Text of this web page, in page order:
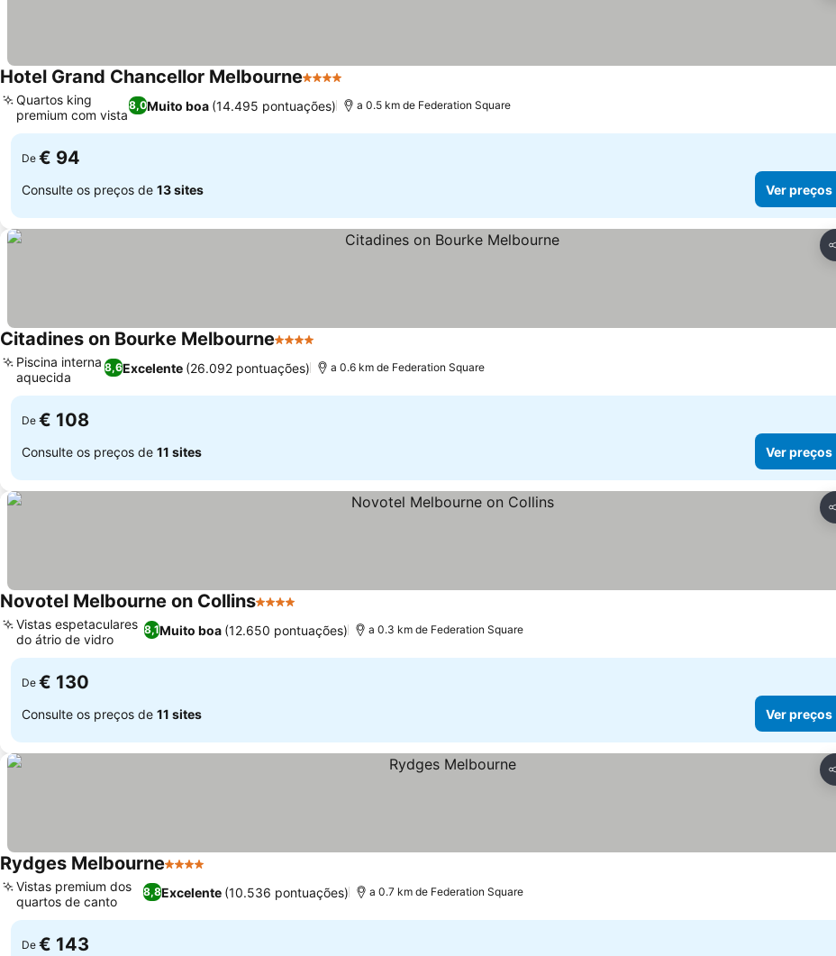
Hotel Grand Chancellor Melbourne4 Estrelas
8,0Muito boa (14.495 pontuações)
Quartos king
premium com vista
a 0.5 km de Federation Square
De € 94
Consulte os preços de 13 sites Ver preços
Citadines on Bourke Melbourne4 Estrelas
8,6Excelente (26.092 pontuações)
Piscina interna
aquecida
a 0.6 km de Federation Square
De € 108
Consulte os preços de 11 sites Ver preços
Novotel Melbourne on Collins4 Estrelas
8,1Muito boa (12.650 pontuações)
Vistas espetaculares
do átrio de vidro
a 0.3 km de Federation Square
De € 130
Consulte os preços de 11 sites Ver preços
Rydges Melbourne4 Estrelas
8,8Excelente (10.536 pontuações)
Vistas premium dos
quartos de canto
a 0.7 km de Federation Square
De € 143